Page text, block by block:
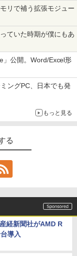
リで補う拡張モジュー
ていた時期が僕にもあ
」公開。Word/Excel形
ングPC、日本でも発
もっと見る
る
経新聞社がAMD R
導入